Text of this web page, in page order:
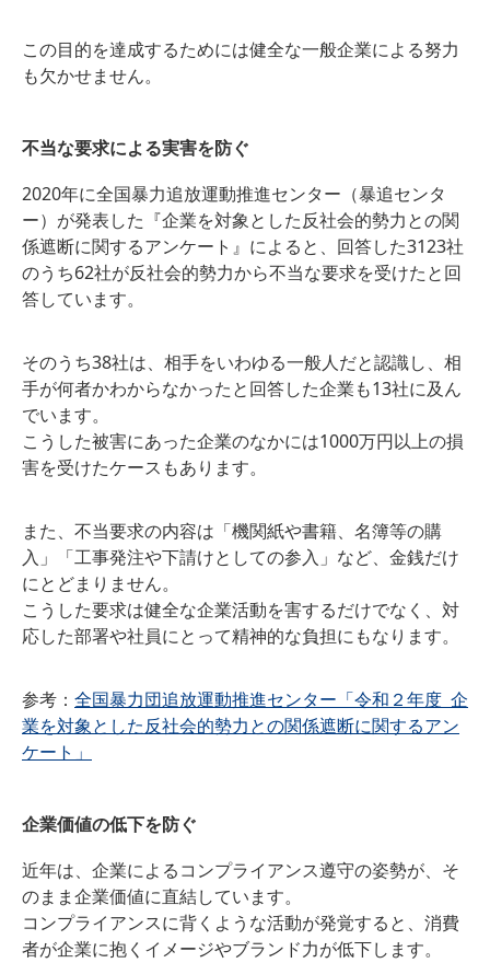
この目的を達成するためには健全な一般企業による努力
も欠かせません。
不当な要求による実害を防ぐ
2020年に全国暴力追放運動推進センター（暴追センタ
ー）が発表した『企業を対象とした反社会的勢力との関
係遮断に関するアンケート』によると、回答した3123社
のうち62社が反社会的勢力から不当な要求を受けたと回
答しています。
そのうち38社は、相手をいわゆる一般人だと認識し、相
手が何者かわからなかったと回答した企業も13社に及ん
でいます。
こうした被害にあった企業のなかには1000万円以上の損
害を受けたケースもあります。
また、不当要求の内容は「機関紙や書籍、名簿等の購
入」「工事発注や下請けとしての参入」など、金銭だけ
にとどまりません。
こうした要求は健全な企業活動を害するだけでなく、対
応した部署や社員にとって精神的な負担にもなります。
参考： 全国暴力団追放運動推進センター「令和２年度 企
業を対象とした反社会的勢力との関係遮断に関するアン
ケート」
企業価値の低下を防ぐ
近年は、企業によるコンプライアンス遵守の姿勢が、そ
のまま企業価値に直結しています。
コンプライアンスに背くような活動が発覚すると、消費
者が企業に抱くイメージやブランド力が低下します。